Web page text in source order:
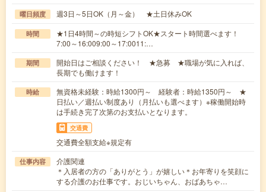
曜日頻度 週3日～5日OK（月～金） ★土日休みOK
時間
★1日4時間～の時短シフトOK★スタート時間選べます！
7:00～16:009:00～17:0011:…
期間
開始日はご相談ください！ ★急募 ★職場が気に入れば、
長期でも働けます！
時給
無資格未経験：時給1300円～ 経験者：時給1350円～ ★
日払い／週払い制度あり（月払いも選べます）※稼働開始時
は手続き完了次第のお支払いとなります。
交通費
交通費全額支給※規定有
仕事内容
介護関連
＊入居者の方の「ありがとう」が嬉しい＊お年寄りを笑顔に
する介護のお仕事です。おじいちゃん、おばあちゃ…